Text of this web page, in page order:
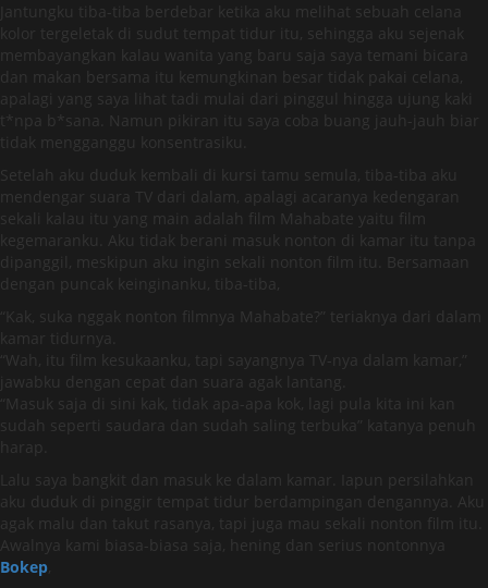
Jantungku tiba-tiba berdebar ketika aku melihat sebuah celana
kolor tergeletak di sudut tempat tidur itu, sehingga aku sejenak
membayangkan kalau wanita yang baru saja saya temani bicara
dan makan bersama itu kemungkinan besar tidak pakai celana,
apalagi yang saya lihat tadi mulai dari pinggul hingga ujung kaki
t*npa b*sana. Namun pikiran itu saya coba buang jauh-jauh biar
tidak mengganggu konsentrasiku.
Setelah aku duduk kembali di kursi tamu semula, tiba-tiba aku
mendengar suara TV dari dalam, apalagi acaranya kedengaran
sekali kalau itu yang main adalah film Mahabate yaitu film
kegemaranku. Aku tidak berani masuk nonton di kamar itu tanpa
dipanggil, meskipun aku ingin sekali nonton film itu. Bersamaan
dengan puncak keinginanku, tiba-tiba,
“Kak, suka nggak nonton filmnya Mahabate?” teriaknya dari dalam
kamar tidurnya.
“Wah, itu film kesukaanku, tapi sayangnya TV-nya dalam kamar,”
jawabku dengan cepat dan suara agak lantang.
“Masuk saja di sini kak, tidak apa-apa kok, lagi pula kita ini kan
sudah seperti saudara dan sudah saling terbuka” katanya penuh
harap.
Lalu saya bangkit dan masuk ke dalam kamar. Iapun persilahkan
aku duduk di pinggir tempat tidur berdampingan dengannya. Aku
agak malu dan takut rasanya, tapi juga mau sekali nonton film itu.
Awalnya kami biasa-biasa saja, hening dan serius nontonnya
Bokep